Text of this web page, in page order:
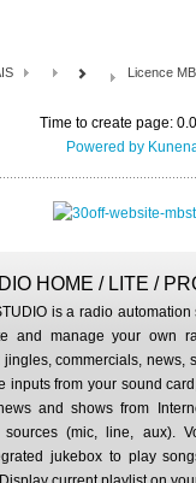
Licence
Time to create page:
Powered by
HOME / LITE /
is a radio
and manage your own
commercials, news,
inputs from your sound
and shows from
(mic, line, aux).
jukebox to play